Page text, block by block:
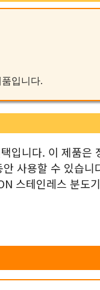
입니다.
입니다. 이 제품은
사용할 수 있습
스테인레스 분도